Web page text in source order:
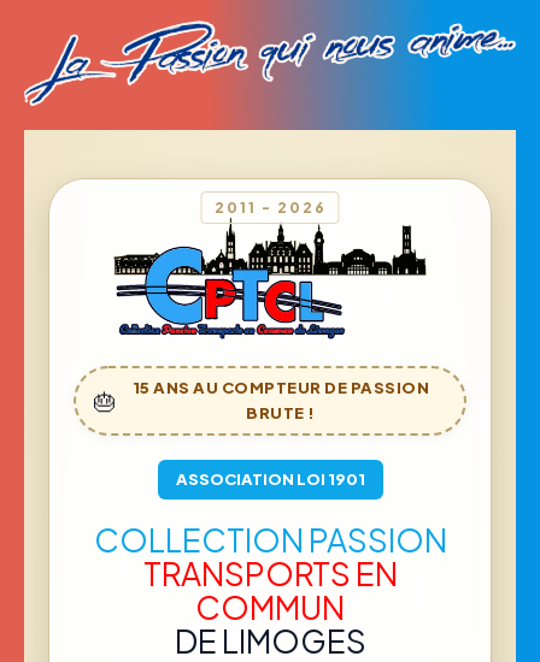
🎂
15 ANS AU COMPTEUR DE PASSION
BRUTE !
ASSOCIATION LOI 1901
COLLECTION PASSION
TRANSPORTS EN
COMMUN
DE LIMOGES